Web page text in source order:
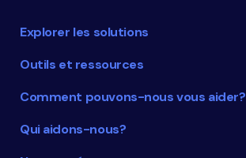
Explorer les solutions
Outils et ressources
Comment pouvons-nous vous aider?
Qui aidons-nous?